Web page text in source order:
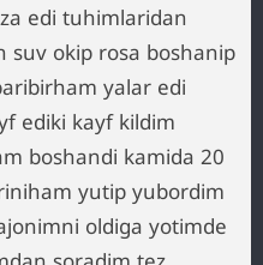
edi tuhimlaridan
suv okip rosa boshanip
yalar edi
ediki kayf kildim
boshandi kamida 20
yutip yubordim
oldiga yotimde